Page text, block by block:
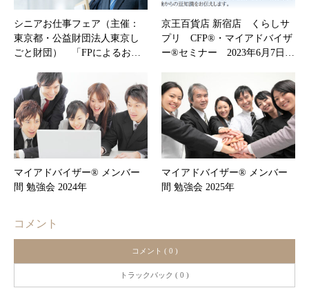
シニアお仕事フェア（主催：
東京都・公益財団法人東京し
ごと財団） 「FPによるお…
京王百貨店 新宿店 くらしサ
プリ CFP®・マイアドバイザ
ー®セミナー 2023年6月7日…
マイアドバイザー® メンバー
間 勉強会 2024年
マイアドバイザー® メンバー
間 勉強会 2025年
コメント
コメント ( 0 )
トラックバック ( 0 )